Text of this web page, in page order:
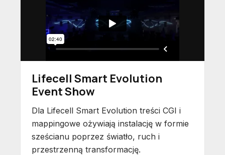
Lifecell Smart Evolution
Event Show
Dla Lifecell Smart Evolution treści CGI i
mappingowe ożywiają instalację w formie
sześcianu poprzez światło, ruch i
przestrzenną transformację.